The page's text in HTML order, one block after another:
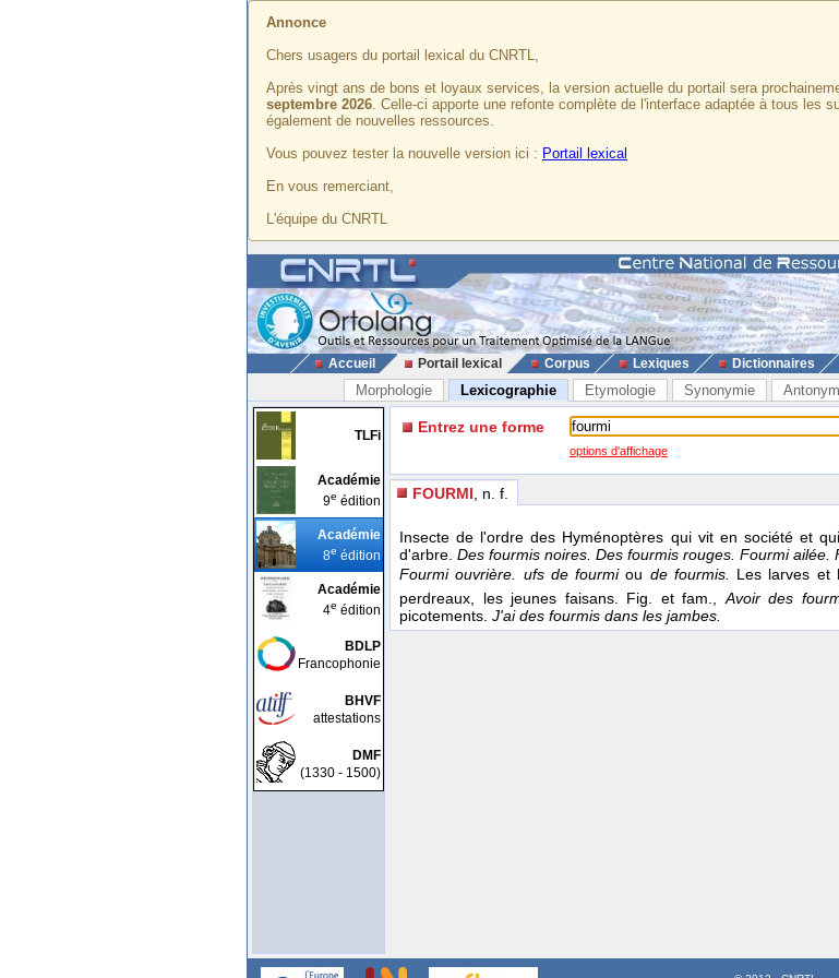
Annonce
Chers usagers du portail lexical du CNRTL,
Après vingt ans de bons et loyaux services, la version actuelle du portail sera
septembre 2026. Celle-ci apporte une refonte complète de l'interface adaptée à tous les
également de nouvelles ressources.
Vous pouvez tester la nouvelle version ici : Portail lexical
En vous remerciant,
L'équipe du CNRTL
Accueil Portail lexical Corpus Lexiques Dictionnaires
Morphologie Lexicographie Etymologie Synonymie
TLFi
Académie
9e édition
Académie
8e édition
Académie
4e édition
BDLP
Francophonie
BHVF
attestations
DMF
(1330 - 1500)
Entrez une forme
options d'affichage
FOURMI , n. f.
Insecte de l'ordre des Hyménoptères qui vit en société et
d'arbre. Des fourmis noires. Des fourmis rouges. Fourmi
Fourmi ouvrière. ufs de fourmiou de fourmis. Les larves et
perdreaux, les jeunes faisans. Fig. et fam.,Avoir des
picotements. J'ai des fourmis dans les jambes.